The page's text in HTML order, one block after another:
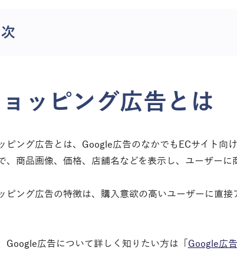
ッピング広告とは
ピング広告とは、Google広告のなかでもECサイト向
、商品画像、価格、店舗名などを表示し、ユーザーに
ピング広告の特徴は、購入意欲の高いユーザーに直
Google広告について詳しく知りたい方は「 Google広